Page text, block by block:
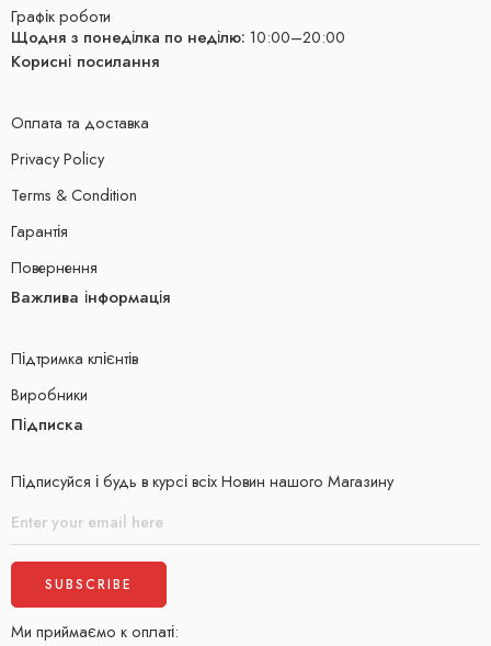
Графік роботи
Щодня з понеділка по неділю: 10:00–20:00
Корисні посилання
Оплата та доставка
Privacy Policy
Terms & Condition
Гарантія
Повернення
Важлива інформація
Підтримка клієнтів
Виробники
Підписка
Підписуйся і будь в курсі всіх Новин нашого Магазину
Ми приймаємо к оплаті: